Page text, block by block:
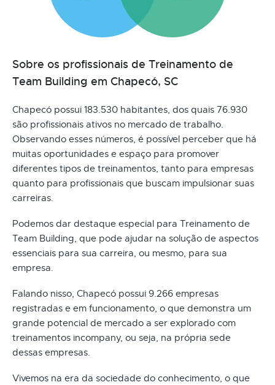
Sobre os profissionais de Treinamento de
Team Building em Chapecó, SC
Chapecó possui 183.530 habitantes, dos quais 76.930
são profissionais ativos no mercado de trabalho.
Observando esses números, é possível perceber que há
muitas oportunidades e espaço para promover
diferentes tipos de treinamentos, tanto para empresas
quanto para profissionais que buscam impulsionar suas
carreiras.
Podemos dar destaque especial para Treinamento de
Team Building, que pode ajudar na solução de aspectos
essenciais para sua carreira, ou mesmo, para sua
empresa.
Falando nisso, Chapecó possui 9.266 empresas
registradas e em funcionamento, o que demonstra um
grande potencial de mercado a ser explorado com
treinamentos incompany, ou seja, na própria sede
dessas empresas.
Vivemos na era da sociedade do conhecimento, o que